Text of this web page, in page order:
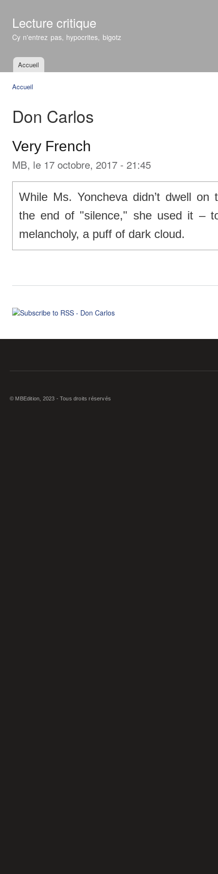
Lecture critique
Cy n'entrez pas, hypocrites, bigotz
Menu principal
Accueil
Accueil
Don Carlos
Very French
MB, le 17 octobre, 2017 - 21:45
While Ms. Yoncheva didn’t dwell on
the end of "silence," she used it –
melancholy, a puff of dark cloud.
© MBEdition, 2023 - Tous droits réservés